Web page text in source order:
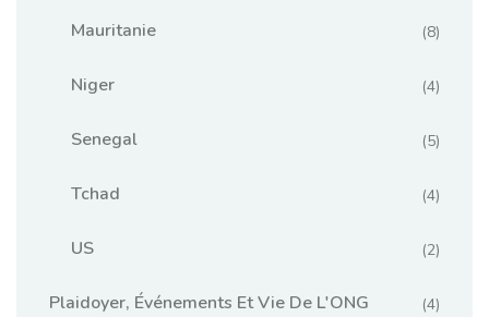
Mauritanie (8)
Niger (4)
Senegal (5)
Tchad (4)
US (2)
Plaidoyer, Événements Et Vie De L'ONG (4)